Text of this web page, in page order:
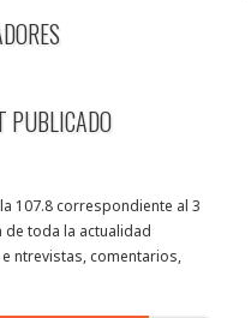
PUBLICADO
107.8 correspondiente al 3
de toda la actualidad
ntrevistas, comentarios,